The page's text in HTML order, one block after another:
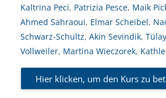
Kaltrina Peci, Patrizia Pesce, Maik
Ahmed Sahraoui, Elmar Scheibel,
Schwarz-Schultz, Akin Sevindik,
Vollweiler, Martina Wieczorek,
Hier klicken, um den Kurs zu